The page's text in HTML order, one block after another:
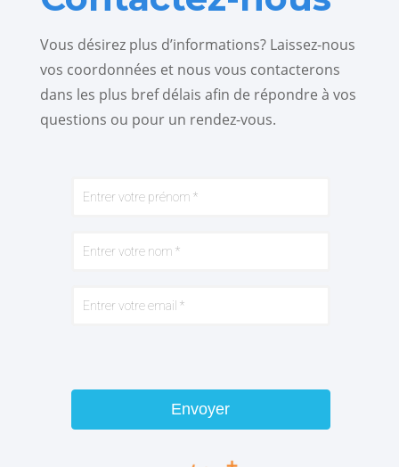
Vous désirez plus d’informations? Laissez-nous
vos coordonnées et nous vous contacterons
dans les plus bref délais afin de répondre à vos
questions ou pour un rendez-vous.
Envoyer